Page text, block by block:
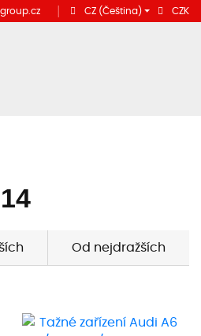
CZ (Čeština) CZK
Od nejdražších